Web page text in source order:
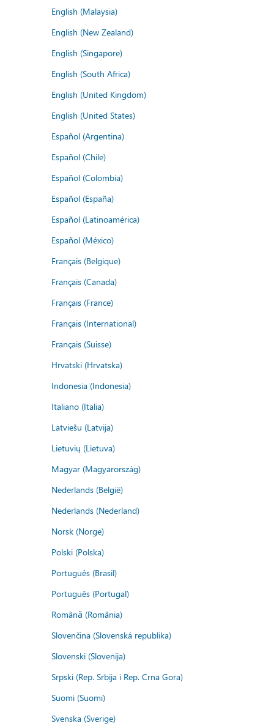
English (Malaysia)
English (New Zealand)
English (Singapore)
English (South Africa)
English (United Kingdom)
English (United States)
Español (Argentina)
Español (Chile)
Español (Colombia)
Español (España)
Español (Latinoamérica)
Español (México)
Français (Belgique)
Français (Canada)
Français (France)
Français (International)
Français (Suisse)
Hrvatski (Hrvatska)
Indonesia (Indonesia)
Italiano (Italia)
Latviešu (Latvija)
Lietuvių (Lietuva)
Magyar (Magyarország)
Nederlands (België)
Nederlands (Nederland)
Norsk (Norge)
Polski (Polska)
Português (Brasil)
Português (Portugal)
Română (România)
Slovenčina (Slovenská republika)
Slovenski (Slovenija)
Srpski (Rep. Srbija i Rep. Crna Gora)
Suomi (Suomi)
Svenska (Sverige)